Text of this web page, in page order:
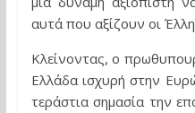
αυτά που αξίζουν οι
Κλείνοντας, ο
Ελλάδα ισχυρή στην
τεράστια σημασία την